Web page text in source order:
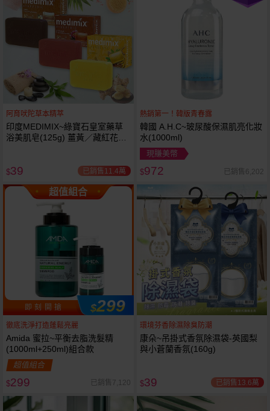
阿育吠陀草本精萃
印度MEDIMIX~綠寶石皇室藥草
浴美肌皂(125g) 薑黃／藏紅花／
$39 已銷售11.4萬
熱銷第一！韓版青春露
韓國 A.H.C~玻尿酸保濕肌亮化妝
水(1000ml)
現賺美幣
$972 已銷售6,202
超值組合
即 刻 開 搶 $299
徹底洗淨打造蓬鬆亮麗
Amida 蜜拉~平衡去脂洗髮精
(1000ml+250ml)組合款
超值組合
$299 已銷售7,120
環境芬香除濕除臭防潮
康朵~吊掛式香氛除濕袋-英國梨
與小蒼蘭香氛(160g)
$39 已銷售13.6萬